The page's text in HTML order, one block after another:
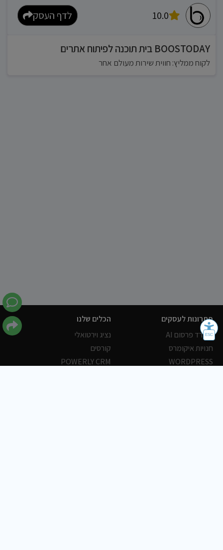
10.0 לדף העסק
BOOSTODAY בית תוכנה לפיתוח אתרים
לקוח ממליץ: חווית שירות מעולם אחר
פתרונות לעסקים
משרד פרסום AI
חנויות איקומרס
WORDPRESS
הכלים שלנו
נציג וירטואלי
קורסים
POWERLY CRM